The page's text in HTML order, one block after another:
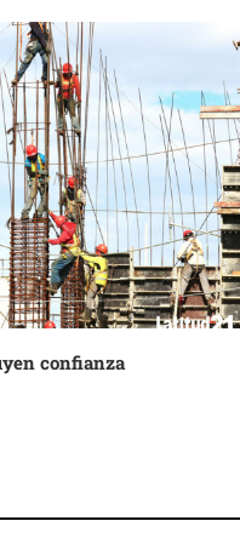
confianza